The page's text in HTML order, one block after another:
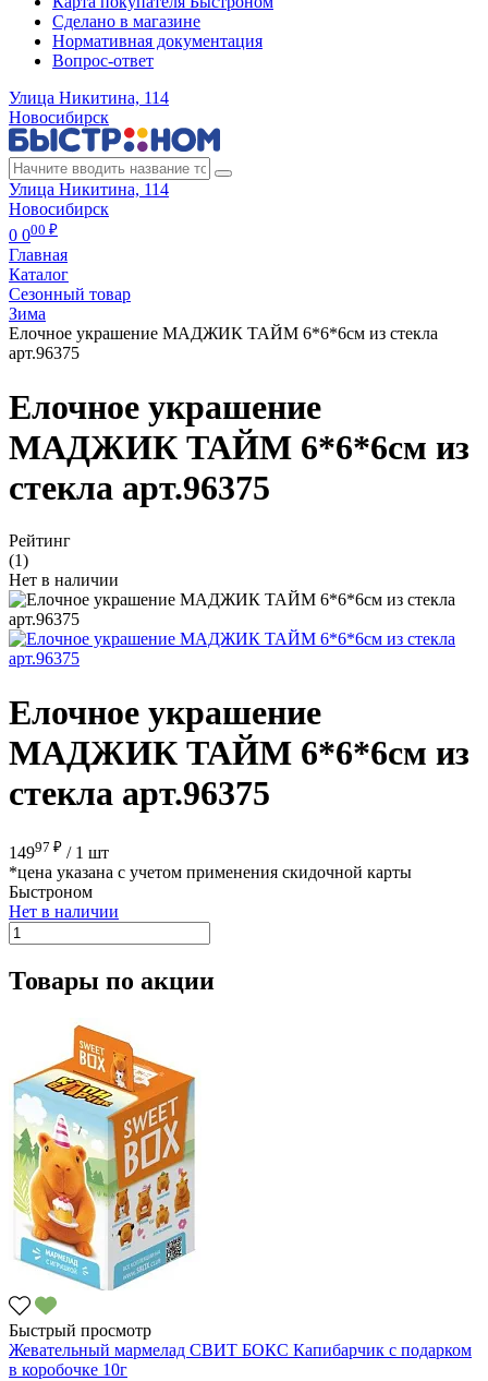
Сделано в магазине
Нормативная документация
Вопрос-ответ
Улица Никитина, 114
Новосибирск
Улица Никитина, 114
Новосибирск
0 000 ₽
Главная
Каталог
Сезонный товар
Зима
Елочное украшение МАДЖИК ТАЙМ 6*6*6см из стекла
арт.96375
Елочное украшение
МАДЖИК ТАЙМ 6*6*6см из
стекла арт.96375
Рейтинг
(1)
Нет в наличии
Елочное украшение
МАДЖИК ТАЙМ 6*6*6см из
стекла арт.96375
14997 ₽ / 1 шт
*цена указана с учетом применения скидочной карты
Быстроном
Нет в наличии
Товары по акции
Быстрый просмотр
Жевательный мармелад СВИТ БОКС Капибарчик с подарком
в коробочке 10г